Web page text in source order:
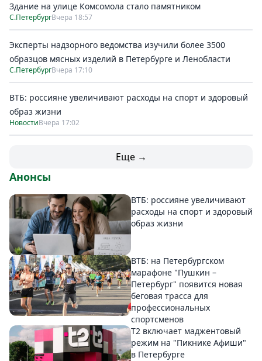
Здание на улице Комсомола стало памятником
С.ПетербургВчера 18:57
Эксперты надзорного ведомства изучили более 3500
образцов мясных изделий в Петербурге и Ленобласти
С.ПетербургВчера 17:10
ВТБ: россияне увеличивают расходы на спорт и здоровый
образ жизни
НовостиВчера 17:02
Еще →
Анонсы
ВТБ: россияне увеличивают
расходы на спорт и здоровый
образ жизни
ВТБ: на Петербургском
марафоне "Пушкин –
Петербург" появится новая
беговая трасса для
профессиональных
спортсменов
Т2 включает маджентовый
режим на "Пикнике Афиши"
в Петербурге